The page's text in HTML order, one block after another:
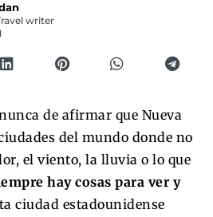
writer
de afirmar que Nueva
del mundo donde no
el viento, la lluvia o lo que
hay cosas para ver y
ciudad estadounidense